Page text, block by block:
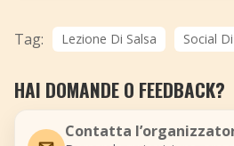
Tag: Lezione Di Salsa Social
HAI DOMANDE O FEEDBACK?
Contatta